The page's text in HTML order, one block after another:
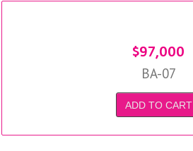
$97,000
BA-07
ADD TO CART